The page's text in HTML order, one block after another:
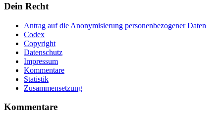
Dein Recht
Antrag auf die Anonymisierung personenbezogener Daten
Codex
Copyright
Datenschutz
Impressum
Kommentare
Statistik
Zusammensetzung
Kommentare